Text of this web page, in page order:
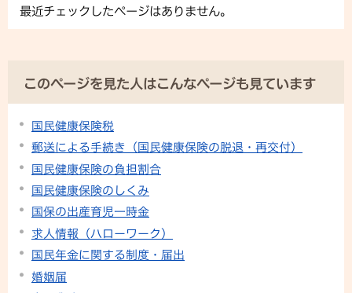
最近チェックしたページはありません。
このページを見た人はこんなページも見ています
国民健康保険税
郵送による手続き（国民健康保険の脱退・再交付）
国民健康保険の負担割合
国民健康保険のしくみ
国保の出産育児一時金
求人情報（ハローワーク）
国民年金に関する制度・届出
婚姻届